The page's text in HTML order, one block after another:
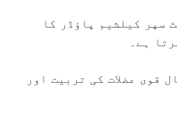
سپر کیلشیم پاؤڈر کا
ہے۔
قوی عضلات کی تربیت اور